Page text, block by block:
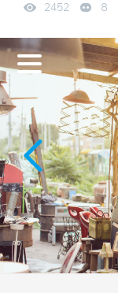
2452 8